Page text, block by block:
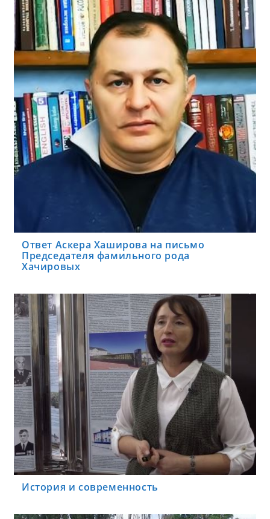
Ответ Аскера Хаширова на письмо
Председателя фамильного рода
Хачировых
История и современность